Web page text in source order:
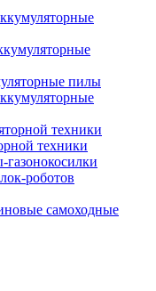
пилы
техники
газонокосилки
роботов
самоходные